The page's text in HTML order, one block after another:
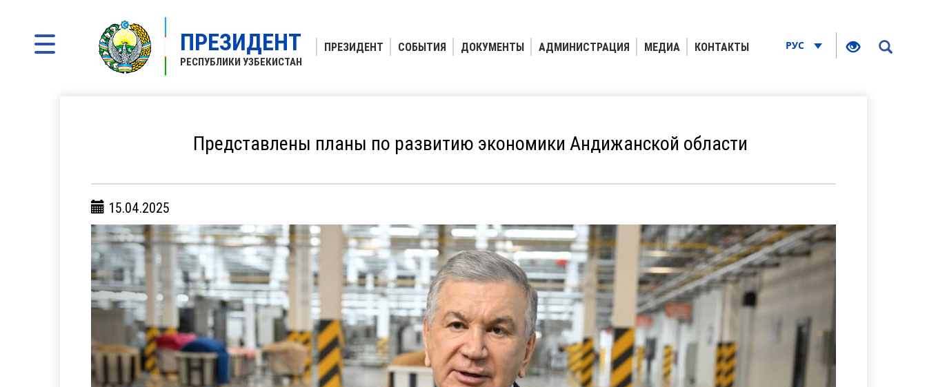
ПРЕЗИДЕНТ
РЕСПУБЛИКИ УЗБЕКИСТАН
ПРЕЗИДЕНТ СОБЫТИЯ ДОКУМЕНТЫ АДМИНИСТРАЦИЯ МЕДИА КОНТАКТЫ РУС
Представлены планы по развитию экономики Андижанской области
15.04.2025